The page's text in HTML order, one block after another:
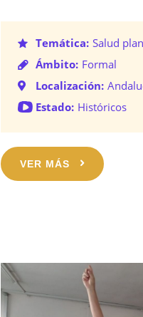
Temática: Salud
Ámbito: Formal
Localización:
Estado: Históricos
VER MÁS